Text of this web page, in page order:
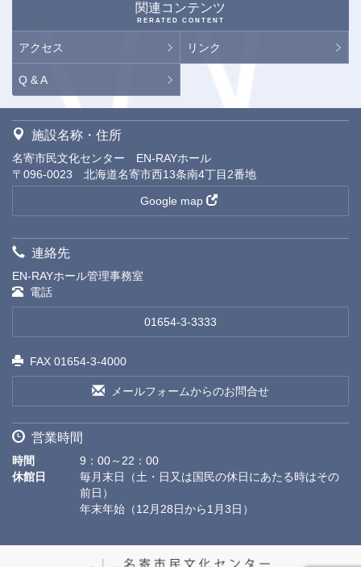
関連コンテンツ
RERATED CONTENT
アクセス リンク
Q & A
施設名称・住所
名寄市民文化センター EN-RAYホール
〒096-0023 北海道名寄市西13条南4丁目2番地
Google map
連絡先
EN-RAYホール管理事務室
電話
01654-3-3333
FAX 01654-3-4000
メールフォームからのお問合せ
営業時間
時間
9：00～22：00
休館日
毎月末日（土・日又は国民の休日にあたる時はその
前日）
年末年始（12月28日から1月3日）